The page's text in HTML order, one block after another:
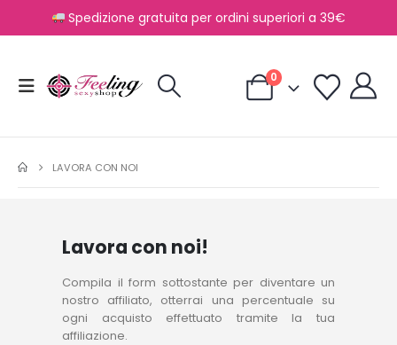
Spedizione gratuita per ordini superiori a 39€
0
LAVORA CON NOI
Lavora con noi!
Compila il form sottostante per diventare un
nostro affiliato, otterrai una percentuale su
ogni acquisto effettuato tramite la tua
affiliazione.